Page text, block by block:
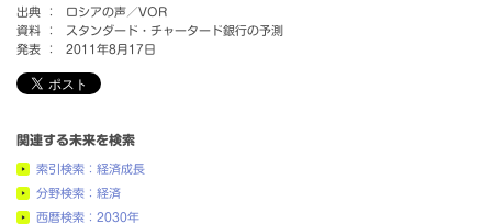
出典 ：
ロシアの声／VOR
資料 ：
スタンダード・チャータード銀行の予測
発表 ：
2011年8月17日
関連する未来を検索
索引検索：経済成長
分野検索：経済
西暦検索：2030年